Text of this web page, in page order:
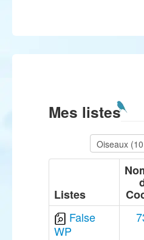
Mes listes
Listes
False
WP